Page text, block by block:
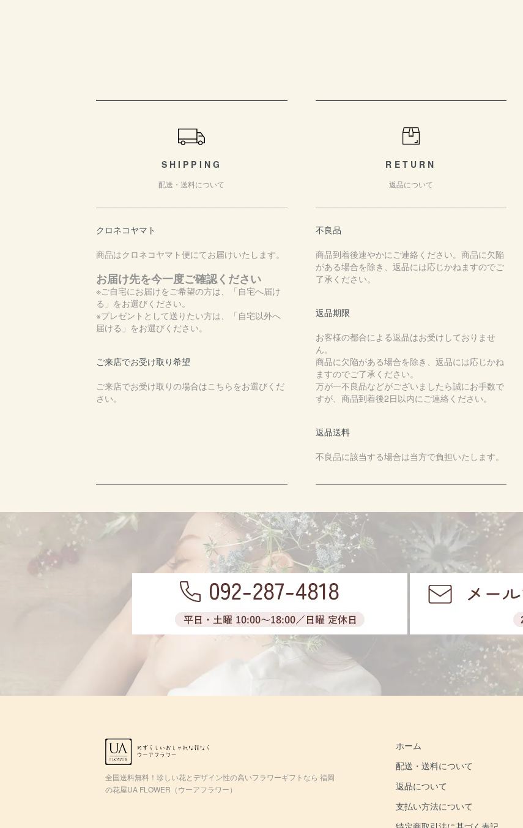
SHIPPING
配送・送料について
クロネコヤマト
商品はクロネコヤマト便にてお届けいたします。
お届け先を今一度ご確認ください
※ご自宅にお届けをご希望の方は、「自宅へ届け
る」をお選びください。
※プレゼントとして送りたい方は、「自宅以外へ
届ける」をお選びください。
ご来店でお受け取り希望
ご来店でお受け取りの場合はこちらをお選びくだ
さい。
RETURN
返品について
不良品
商品到着後速やかにご連絡ください。商品に欠陥
がある場合を除き、返品には応じかねますのでご
了承ください。
返品期限
お客様の都合による返品はお受けしておりませ
ん。
商品に欠陥がある場合を除き、返品には応じかね
ますのでご了承ください。
万が一不良品などがございましたら誠にお手数で
すが、商品到着後2日以内にご連絡ください。
返品送料
不良品に該当する場合は当方で負担いたします。
全国送料無料！珍しい花とデザイン性の高いフラワーギフトなら 福岡
の花屋UA FLOWER（ウーアフラワー）
ホーム
配送・送料について
返品について
支払い方法について